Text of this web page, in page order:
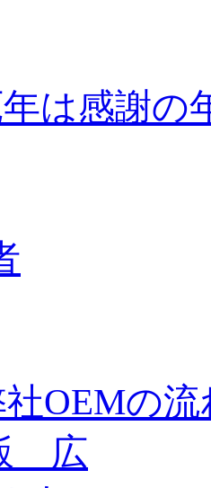
は感謝の
OEMの流